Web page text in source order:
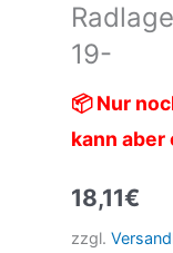
19-
📦 Nur
kann aber
18,11€
zzgl.
Radlager
Kit
für
Yamaha
65
18-,